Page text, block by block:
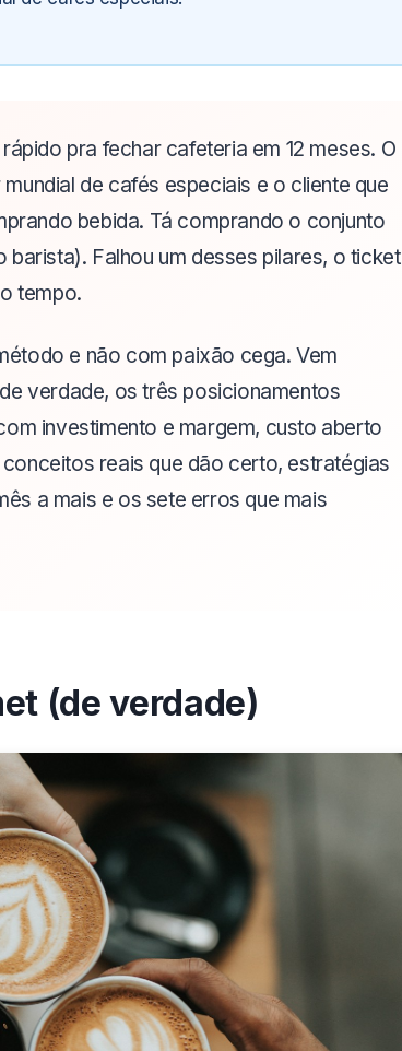
pra fechar cafeteria em 12 meses. O
de cafés especiais e o cliente que
bebida. Tá comprando o conjunto
Falhou um desses pilares, o ticket
tempo.
e não com paixão cega. Vem
verdade, os três posicionamentos
investimento e margem, custo aberto
reais que dão certo, estratégias
a mais e os sete erros que mais
(de verdade)